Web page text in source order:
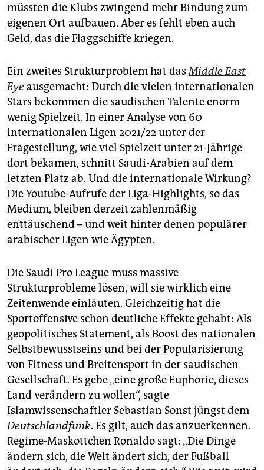
müssten die Klubs zwingend mehr Bindung zum
eigenen Ort aufbauen. Aber es fehlt eben auch
Geld, das die Flaggschiffe kriegen.
Ein zweites Strukturproblem hat dasMiddle East
Eyeausgemacht: Durch die vielen internationalen
Stars bekommen die saudischen Talente enorm
wenig Spielzeit. In einer Analyse von 60
internationalen Ligen 2021/22 unter der
Fragestellung, wie viel Spielzeit unter 21-Jährige
dort bekamen, schnitt Saudi-Arabien auf dem
letzten Platz ab. Und die internationale Wirkung?
Die Youtube-Aufrufe der Liga-Highlights, so das
Medium, bleiben derzeit zahlenmäßig
enttäuschend – und weit hinter denen populärer
arabischer Ligen wie Ägypten.
Die Saudi Pro League muss massive
Strukturprobleme lösen, will sie wirklich eine
Zeitenwende einläuten. Gleichzeitig hat die
Sportoffensive schon deutliche Effekte gehabt: Als
geopolitisches Statement, als Boost des nationalen
Selbstbewusstseins und bei der Popularisierung
von Fitness und Breitensport in der saudischen
Gesellschaft. Es gebe „eine große Euphorie, dieses
Land verändern zu wollen“, sagte
Islamwissenschaftler Sebastian Sonst jüngst dem
Deutschlandfunk. Es gilt, auch das anzuerkennen.
Regime-Maskottchen Ronaldo sagt: „Die Dinge
ändern sich, die Welt ändert sich, der Fußball